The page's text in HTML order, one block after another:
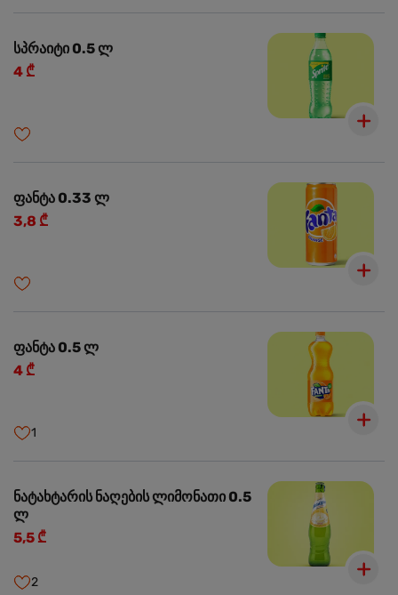
სპრაიტი 0.5 ლ
4 ₾
ფანტა 0.33 ლ
3,8 ₾
ფანტა 0.5 ლ
4 ₾
1
ნატახტარის ნაღების ლიმონათი 0.5
ლ
5,5 ₾
2